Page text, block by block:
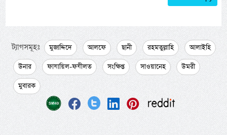
ট্যাগসমূহঃ মুজাদ্দিদে আলফে ছানী রহমতুল্লাহি
আলাইহি
উনার
ফাযায়িল-ফযীলত সংক্ষিপ্ত সাওয়ানেহ
উমরী
মুবারক